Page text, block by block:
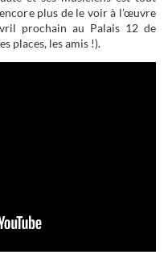
plus de le voir à l’œuvre
prochain au Palais 12 de
places, les amis !).